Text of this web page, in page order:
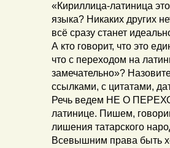
«Кириллица-латиница
языка? Никаких других
всё сразу станет
А кто говорит, что это
что с переходом на
замечательно»?
ссылками, с цитатами,
Речь ведем НЕ О
латинице. Пишем,
лишения татарского
Всевышним права быть